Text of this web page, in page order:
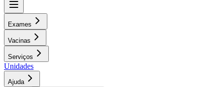
Exames
Vacinas
Serviços
Unidades
Ajuda